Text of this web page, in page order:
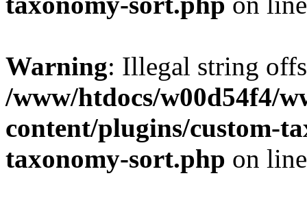
Warning: Illegal string
/www/htdocs/w00d54f4/
content/plugins/custom-
taxonomy-sort.php on